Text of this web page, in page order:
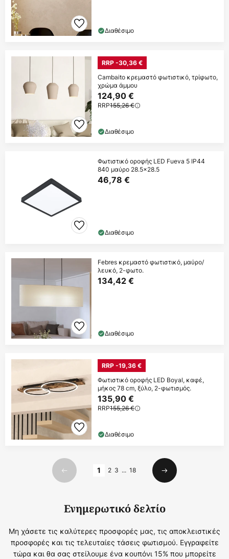
Διαθέσιμο
RRP -30,36 €
Cambaito κρεμαστό φωτιστικό, τρίφωτο,
χρώμα άμμου
124,90 €
RRP155,26 €
Διαθέσιμο
Φωτιστικό οροφής LED Fueva 5 IP44
840 μαύρο 28.5x28.5
46,78 €
Διαθέσιμο
Febres κρεμαστό φωτιστικό, μαύρο/
λευκό, 2-φωτο.
134,42 €
Διαθέσιμο
RRP -19,36 €
Φωτιστικό οροφής LED Boyal, καφέ,
μήκος 78 cm, ξύλο, 2-φωτισμός.
135,90 €
RRP155,26 €
Διαθέσιμο
Προηγούμενο
1 2 3 ... 18
Επόμενο
Ενημερωτικό δελτίο
Μη χάσετε τις καλύτερες προσφορές μας, τις αποκλειστικές
προσφορές και τις τελευταίες τάσεις φωτισμού. Εγγραφείτε
τώρα και θα σας στείλουμε ένα κουπόνι 15% που μπορείτε